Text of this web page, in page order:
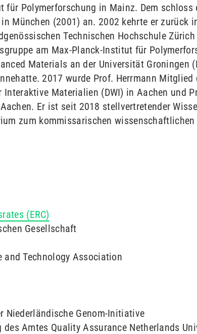
Polymerforschung in Mainz. Dem schloss
München (2001) an. 2002 kehrte er zurück
Technischen Hochschule
am Max-Planck-Institut für
Materials an der Universität Groningen
2017 wurde Prof. Herrmann Mitglied
Materialien (DWI) in Aachen und
Er ist seit 2018 stellvertretender
zum kommissarischen
(ERC)
Gesellschaft
and Technology Association
Niederländische Genom-Initiative
Amtes Quality Assurance Netherlands